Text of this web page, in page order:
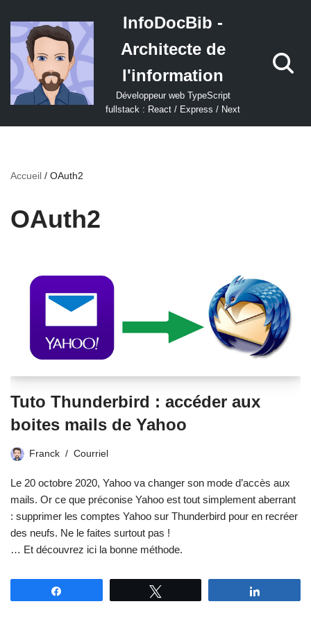
Aller
au
contenu
InfoDocBib -
Architecte de
l'information
Développeur web TypeScript
fullstack : React / Express / Next
Accueil / OAuth2
OAuth2
Tuto Thunderbird : accéder aux
boites mails de Yahoo
Franck Courriel
Le 20 octobre 2020, Yahoo va changer son mode d’accès aux
mails. Or ce que préconise Yahoo est tout simplement aberrant
: supprimer les comptes Yahoo sur Thunderbird pour en recréer
des neufs. Ne le faites surtout pas !
… Et découvrez ici la bonne méthode.